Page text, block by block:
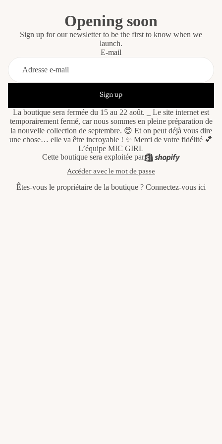
Opening soon
Sign up for our newsletter to be the first to know when we
launch.
E-mail
Sign up
La boutique sera fermée du 15 au 22 août. _ Le site internet est
temporairement fermé, car nous sommes en pleine préparation de
la nouvelle collection de septembre. 😍 Et on peut déjà vous dire
une chose… elle va être incroyable ! ✨ Merci de votre fidélité 💕
L’équipe MIC GIRL
Cette boutique sera exploitée par
Accéder avec le mot de passe
Êtes-vous le propriétaire de la boutique ? Connectez-vous ici